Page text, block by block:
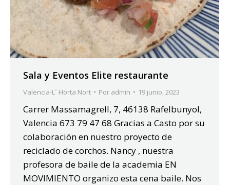
Sala y Eventos Elite restaurante
Valencia-L´ Horta Nort Por admin 19 junio, 2023
Carrer Massamagrell, 7, 46138 Rafelbunyol,
Valencia 673 79 47 68 Gracias a Casto por su
colaboración en nuestro proyecto de
reciclado de corchos. Nancy , nuestra
profesora de baile de la academia EN
MOVIMIENTO organizo esta cena baile. Nos